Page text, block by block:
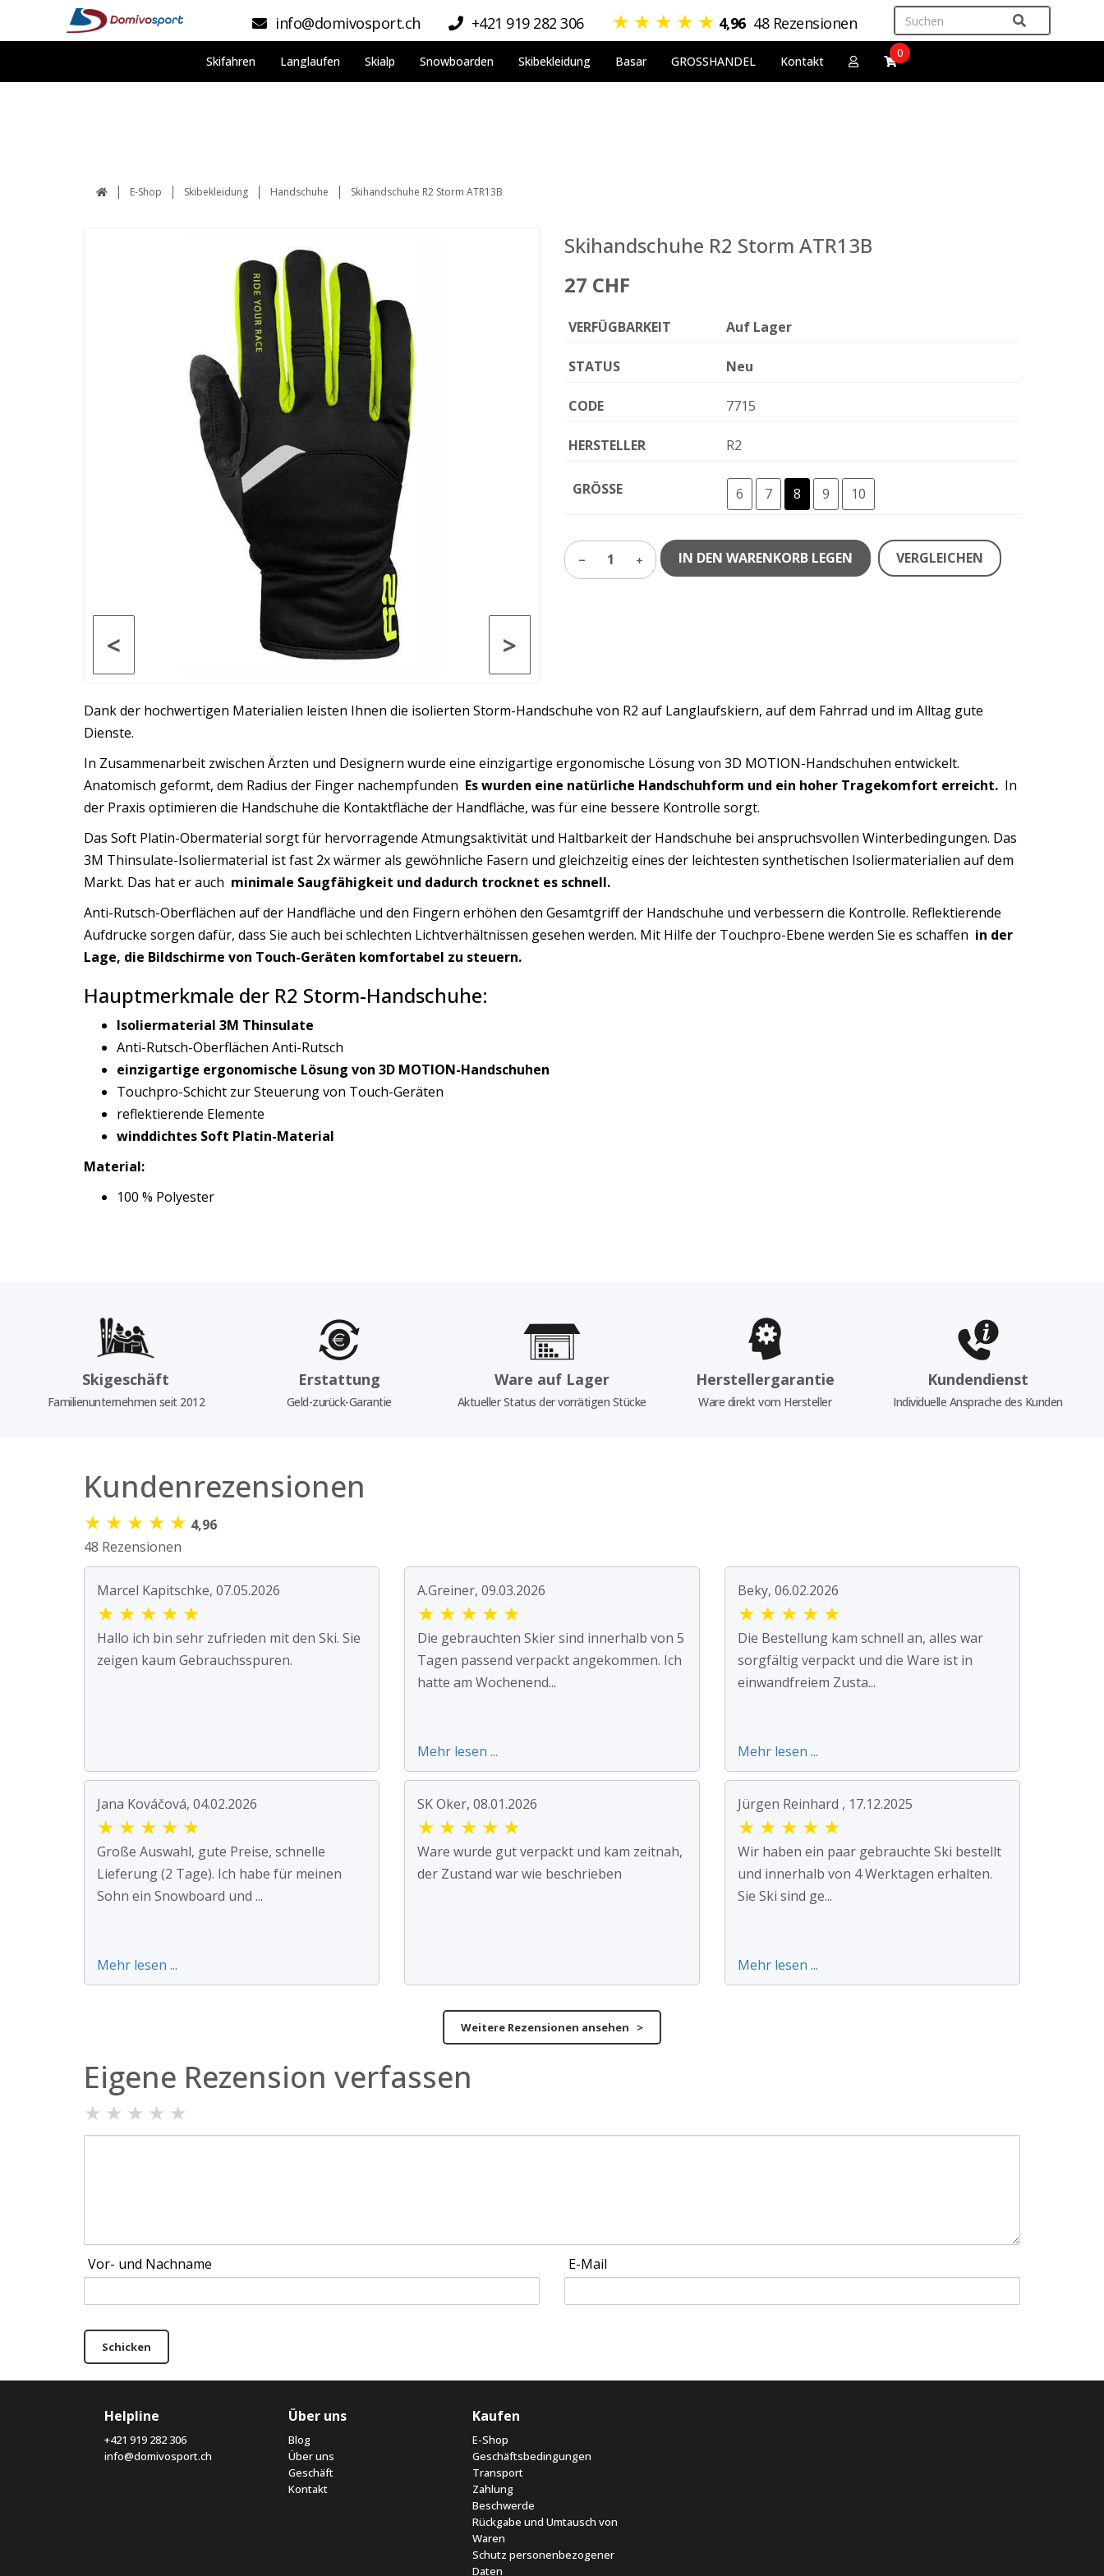
info@domivosport.ch +421 919 282 306 ★ ★ ★ ★ ★ 4,96 48 Rezensionen
Skifahren Langlaufen Skialp Snowboarden Skibekleidung Basar GROSSHANDEL Kontakt
0
E-Shop Skibekleidung Handschuhe Skihandschuhe R2 Storm ATR13B
>
<
Skihandschuhe R2 Storm ATR13B
27 CHF
VERFÜGBARKEIT Auf Lager
STATUS Neu
CODE 7715
HERSTELLER R2
GRÖSSE 6 7 8 9 10
1 IN DEN WARENKORB LEGEN VERGLEICHEN
Dank der hochwertigen Materialien leisten Ihnen die isolierten Storm-Handschuhe von R2 auf Langlaufskiern, auf dem Fahrrad und im Alltag gute
Dienste.
In Zusammenarbeit zwischen Ärzten und Designern wurde eine einzigartige ergonomische Lösung von 3D MOTION-Handschuhen entwickelt.
Anatomisch geformt, dem Radius der Finger nachempfunden Es wurden eine natürliche Handschuhform und ein hoher Tragekomfort erreicht. In
der Praxis optimieren die Handschuhe die Kontaktfläche der Handfläche, was für eine bessere Kontrolle sorgt.
Das Soft Platin-Obermaterial sorgt für hervorragende Atmungsaktivität und Haltbarkeit der Handschuhe bei anspruchsvollen Winterbedingungen. Das
3M Thinsulate-Isoliermaterial ist fast 2x wärmer als gewöhnliche Fasern und gleichzeitig eines der leichtesten synthetischen Isoliermaterialien auf dem
Markt. Das hat er auch minimale Saugfähigkeit und dadurch trocknet es schnell.
Anti-Rutsch-Oberflächen auf der Handfläche und den Fingern erhöhen den Gesamtgriff der Handschuhe und verbessern die Kontrolle. Reflektierende
Aufdrucke sorgen dafür, dass Sie auch bei schlechten Lichtverhältnissen gesehen werden. Mit Hilfe der Touchpro-Ebene werden Sie es schaffen in der
Lage, die Bildschirme von Touch-Geräten komfortabel zu steuern.
Hauptmerkmale der R2 Storm-Handschuhe:
Isoliermaterial 3M Thinsulate
Anti-Rutsch-Oberflächen Anti-Rutsch
einzigartige ergonomische Lösung von 3D MOTION-Handschuhen
Touchpro-Schicht zur Steuerung von Touch-Geräten
reflektierende Elemente
winddichtes Soft Platin-Material
Material:
100 % Polyester
Skigeschäft
Familienunternehmen seit 2012
Erstattung
Geld-zurück-Garantie
Ware auf Lager
Aktueller Status der vorrätigen Stücke
Herstellergarantie
Ware direkt vom Hersteller
Kundendienst
Individuelle Ansprache des Kunden
Kundenrezensionen
★ ★ ★ ★ ★ 4,96
48 Rezensionen
Marcel Kapitschke, 07.05.2026
★ ★ ★ ★ ★
Hallo ich bin sehr zufrieden mit den Ski. Sie
zeigen kaum Gebrauchsspuren.
A.Greiner, 09.03.2026
★ ★ ★ ★ ★
Die gebrauchten Skier sind innerhalb von 5
Tagen passend verpackt angekommen. Ich
hatte am Wochenend...
Mehr lesen ...
Beky, 06.02.2026
★ ★ ★ ★ ★
Die Bestellung kam schnell an, alles war
sorgfältig verpackt und die Ware ist in
einwandfreiem Zusta...
Mehr lesen ...
Jana Kováčová, 04.02.2026
★ ★ ★ ★ ★
Große Auswahl, gute Preise, schnelle
Lieferung (2 Tage). Ich habe für meinen
Sohn ein Snowboard und ...
Mehr lesen ...
SK Oker, 08.01.2026
★ ★ ★ ★ ★
Ware wurde gut verpackt und kam zeitnah,
der Zustand war wie beschrieben
Jürgen Reinhard , 17.12.2025
★ ★ ★ ★ ★
Wir haben ein paar gebrauchte Ski bestellt
und innerhalb von 4 Werktagen erhalten.
Sie Ski sind ge...
Mehr lesen ...
Weitere Rezensionen ansehen >
Eigene Rezension verfassen
★ ★ ★ ★ ★
Vor- und Nachname E-Mail
Schicken
Helpline
+421 919 282 306
info@domivosport.ch
Über uns
Blog
Über uns
Geschäft
Kontakt
Kaufen
E-Shop
Geschäftsbedingungen
Transport
Zahlung
Beschwerde
Rückgabe und Umtausch von
Waren
Schutz personenbezogener
Daten